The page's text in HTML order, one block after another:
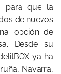
para que la
de nuevos
opción de
Desde su
ya ha
Navarra,